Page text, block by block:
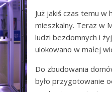
Już jakiś czas temu
mieszkalny. Teraz w
ludzi bezdomnych i
ulokowano w małej
Do zbudowania
było przygotowanie